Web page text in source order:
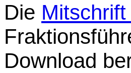
Die
Download